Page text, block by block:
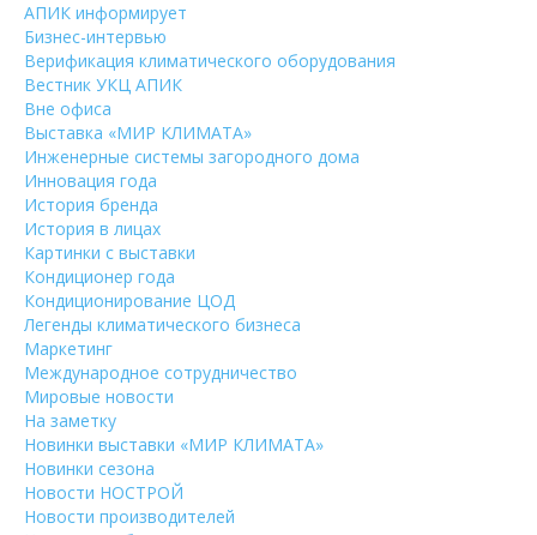
АПИК информирует
Бизнес-интервью
Верификация климатического оборудования
Вестник УКЦ АПИК
Вне офиса
Выставка «МИР КЛИМАТА»
Инженерные системы загородного дома
Инновация года
История бренда
История в лицах
Картинки с выставки
Кондиционер года
Кондиционирование ЦОД
Легенды климатического бизнеса
Маркетинг
Международное сотрудничество
Мировые новости
На заметку
Новинки выставки «МИР КЛИМАТА»
Новинки сезона
Новости НОСТРОЙ
Новости производителей